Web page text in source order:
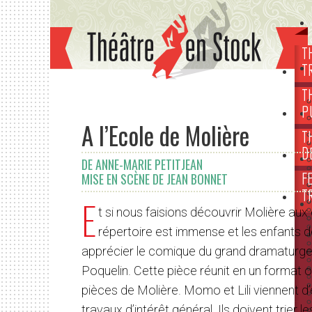
A l’Ecole de Molière
DE ANNE-MARIE PETITJEAN
MISE EN SCÈNE DE JEAN BONNET
Et si nous faisions découvrir Molière aux
répertoire est immense et les enfants
apprécier le comique du grand
Poquelin. Cette pièce réunit en un format
pièces de Molière. Momo et Lili viennent